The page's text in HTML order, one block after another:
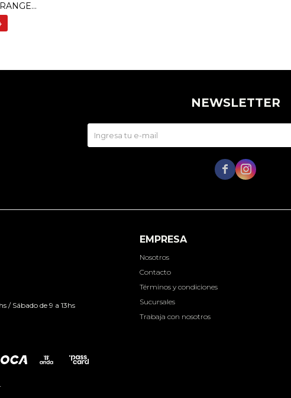
-
/ Sábado de 9 a 13hs
EMPRESA
Nosotros
Contacto
Términos y condiciones
Sucursales
Trabaja con nosotros
NEWSLETTER
 